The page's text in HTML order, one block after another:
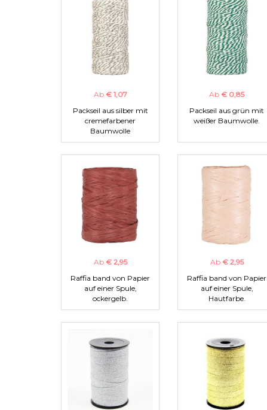
Ab € 1,07
Packseil aus silber mit
cremefarbener
Baumwolle
Ab € 0,85
Packseil aus grün mit
weißer Baumwolle.
Ab € 2,95
Raffia band von Papier
auf einer Spule,
ockergelb.
Ab € 2,95
Raffia band von Papier
auf einer Spule,
Hautfarbe.